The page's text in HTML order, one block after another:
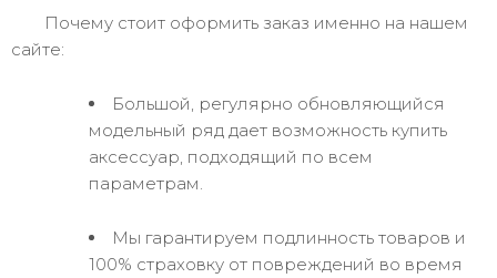
Почему стоит оформить заказ именно на нашем
сайте:
Большой, регулярно обновляющийся
модельный ряд дает возможность купить
аксессуар, подходящий по всем
параметрам.
Мы гарантируем подлинность товаров и
100% страховку от повреждений во время